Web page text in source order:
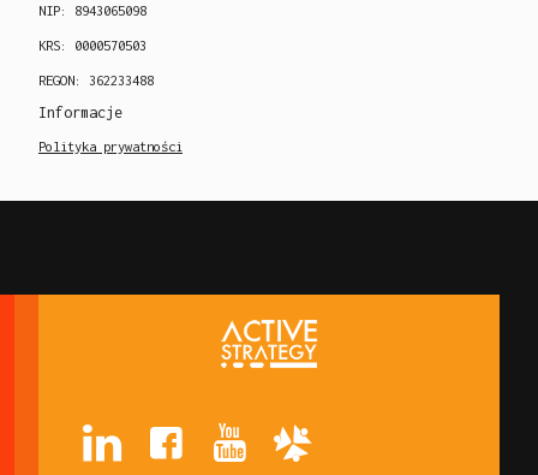
NIP: 8943065098
KRS: 0000570503
REGON: 362233488
Informacje
Polityka prywatności